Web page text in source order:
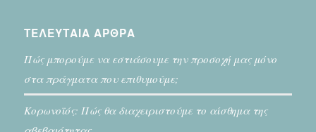
ΤΕΛΕΥΤΑΙΑ ΑΡΘΡΑ
Πώς μπορούμε να εστιάσουμε την προσοχή μας μόνο
στα πράγματα που επιθυμούμε;
Κορωνοϊός: Πώς θα διαχειριστούμε το αίσθημα της